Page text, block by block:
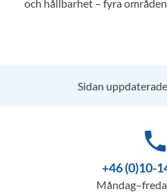
och hållbarhet – fyra
Sidan
phone
+46 (0)10-